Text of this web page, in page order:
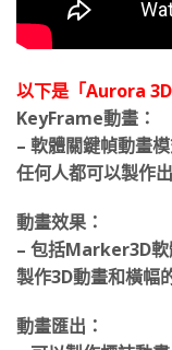
KeyFrame動畫：
– 軟體關鍵幀動畫
任何人都可以製作
– 包括Marker3D軟
製作3D動畫和橫幅
– 可以製作標誌動